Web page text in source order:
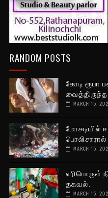
RANDOM POSTS
கோடி
MARCH 15,
மோசடியில்
MARCH 15,
எரிபொருள்
தகவல்.
MARCH 15,